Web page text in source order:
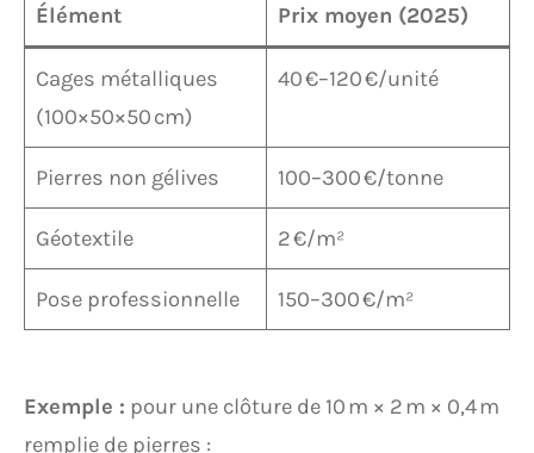
Élément Prix moyen (2025)
Cages métalliques
(100×50×50 cm)
40 €–120 €/unité
Pierres non gélives 100–300 €/tonne
Géotextile 2 €/m²
Pose professionnelle 150–300 €/m²
Exemple : pour une clôture de 10 m × 2 m × 0,4 m
remplie de pierres :